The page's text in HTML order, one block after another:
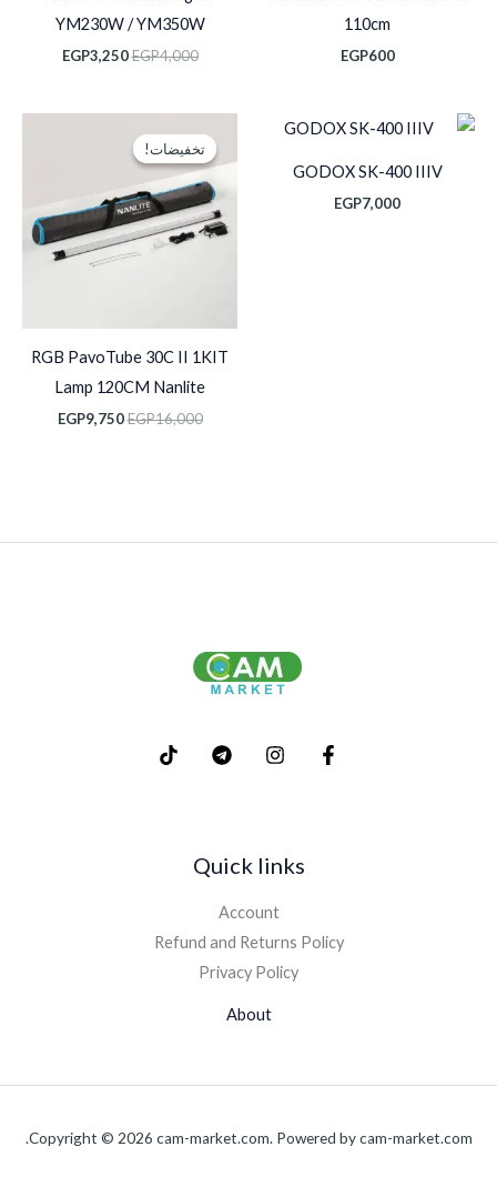
110cm
EGP600
YM230W / YM350W
EGP4,000
EGP3,250
GODOX SK-400 IIIV
EGP7,000
تخفيضات!
تخفيضات!
RGB PavoTube 30C II 1KIT
Lamp 120CM Nanlite
EGP16,000
EGP9,750
Quick links
Account
Refund and Returns Policy
Privacy Policy
About
Copyright © 2026 cam-market.com. Powered by cam-market.com.